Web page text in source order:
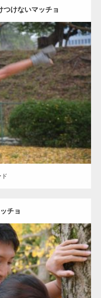
つけないマッチョ
細マッチョ) 背中
ド
チョ
細マッチョ) 大胸筋 肩 腹